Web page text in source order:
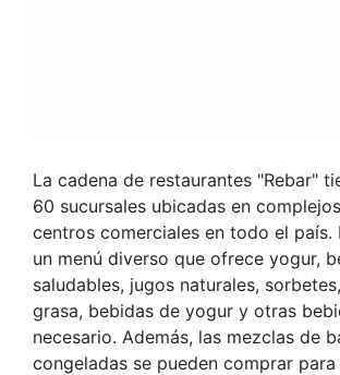
La cadena de restaurantes "Rebar"
60 sucursales ubicadas en
centros comerciales en todo el país.
un menú diverso que ofrece yogur,
saludables, jugos naturales,
grasa, bebidas de yogur y otras
necesario. Además, las mezclas de
congeladas se pueden comprar